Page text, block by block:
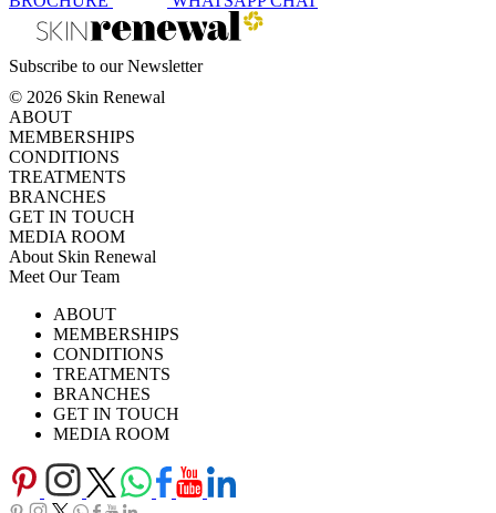
Subscribe to our Newsletter
© 2026 Skin Renewal
ABOUT
MEMBERSHIPS
CONDITIONS
TREATMENTS
BRANCHES
GET IN TOUCH
MEDIA ROOM
About Skin Renewal
Meet Our Team
Careers
Download Brochure
TV SeriesABOUT
MEMBERSHIPS
CONDITIONS
TREATMENTS
BRANCHES
GET IN TOUCH
MEDIA ROOM